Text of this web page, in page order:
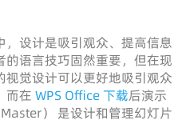
设计是吸引观众、提高信息
语言技巧固然重要，但在现
觉设计可以更好地吸引观众
而在 WPS Office 下载后演示
） 是设计和管理幻灯片